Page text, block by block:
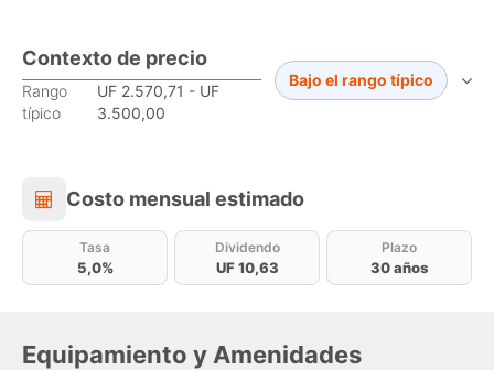
Contexto de precio
Rango
típico
UF 2.570,71 - UF
3.500,00
Bajo el rango típico
Costo mensual estimado
Costo mensual estimado
Tasa
5,0%
Dividendo
UF 10,63
Plazo
30 años
Equipamiento y Amenidades